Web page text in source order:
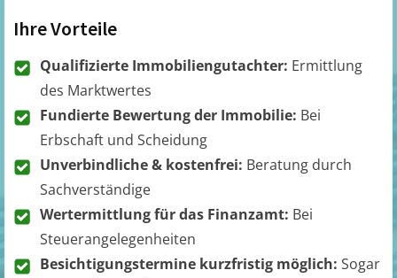
Ihre Vorteile
Qualifizierte Immobiliengutachter: Ermittlung
des Marktwertes
Fundierte Bewertung der Immobilie: Bei
Erbschaft und Scheidung
Unverbindliche & kostenfrei: Beratung durch
Sachverständige
Wertermittlung für das Finanzamt: Bei
Steuerangelegenheiten
Besichtigungstermine kurzfristig möglich: Sogar